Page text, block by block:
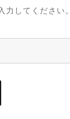
力してください。